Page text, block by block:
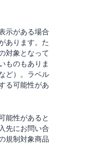
示がある場合
あります。た
対象となって
ものもありま
ど）。ラベル
る可能性があ
能性があると
先にお問い合
規制対象商品